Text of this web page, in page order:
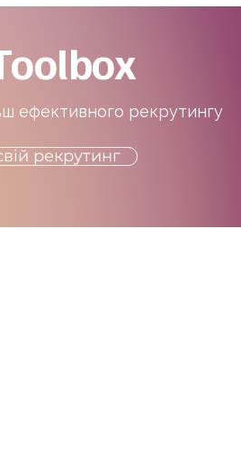
ефективного рекрутингу
рекрутинг